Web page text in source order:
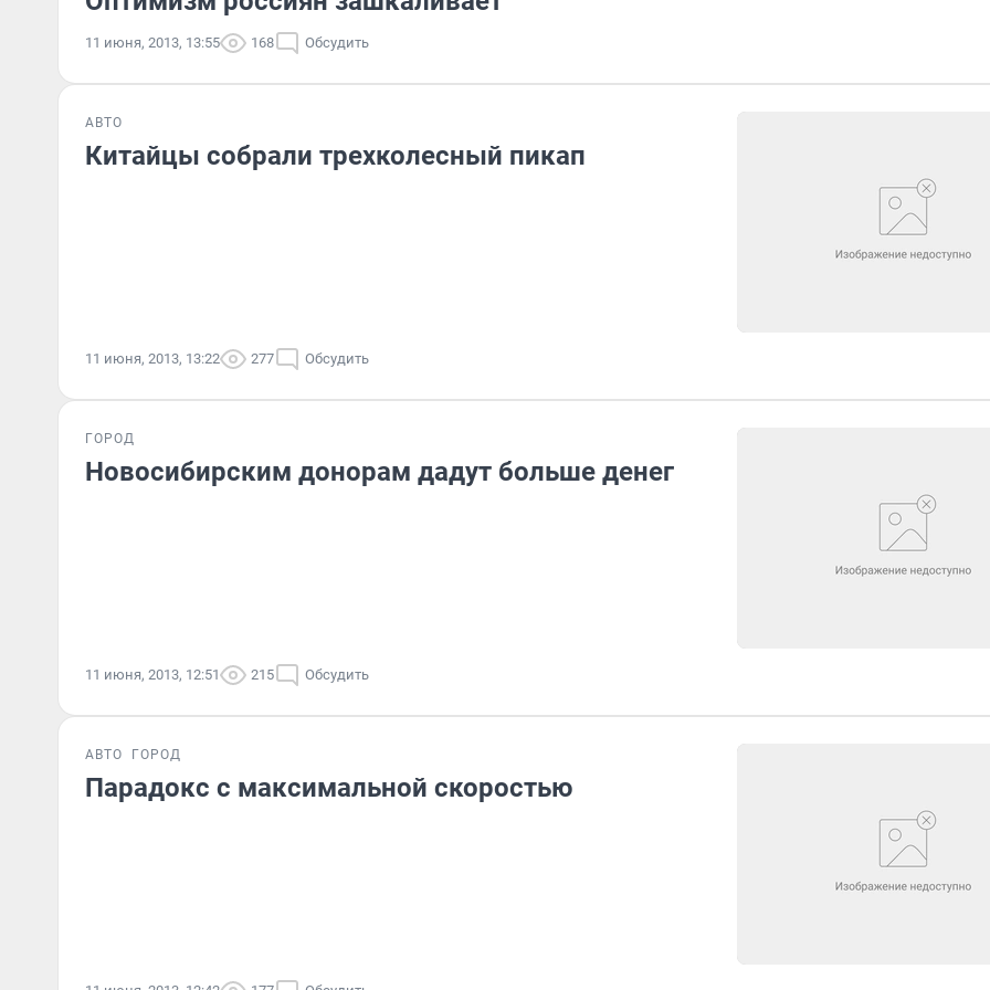
11 июня, 2013, 13:55 168 Обсудить
АВТО
Китайцы собрали трехколесный пикап
11 июня, 2013, 13:22 277 Обсудить
ГОРОД
Новосибирским донорам дадут больше денег
11 июня, 2013, 12:51 215 Обсудить
АВТО ГОРОД
Парадокс с максимальной скоростью